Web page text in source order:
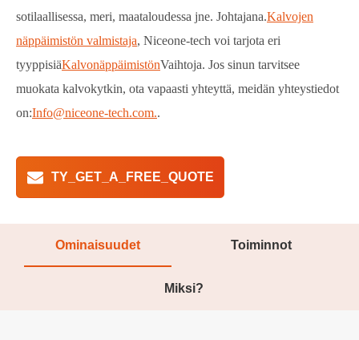
sotilaallisessa, meri, maataloudessa jne. Johtajana.Kalvojen
näppäimistön valmistaja, Niceone-tech voi tarjota eri
tyyppisiäKalvonäppäimistönVaihtoja. Jos sinun tarvitsee
muokata kalvokytkin, ota vapaasti yhteyttä, meidän yhteystiedot
on:Info@niceone-tech.com..
TY_GET_A_FREE_QUOTE
Ominaisuudet Toiminnot
Miksi?